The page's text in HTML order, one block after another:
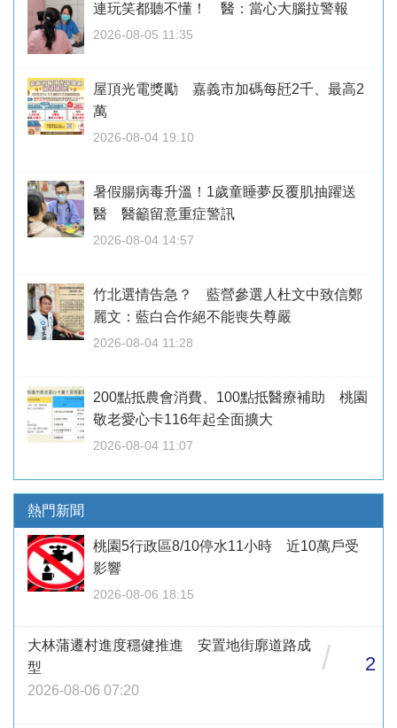
連玩笑都聽不懂！ 醫：當心大腦拉警報
2026-08-05 11:35
屋頂光電獎勵 嘉義市加碼每瓩2千、最高2
萬
2026-08-04 19:10
暑假腸病毒升溫！1歲童睡夢反覆肌抽躍送
醫 醫籲留意重症警訊
2026-08-04 14:57
竹北選情告急？ 藍營參選人杜文中致信鄭
麗文：藍白合作絕不能喪失尊嚴
2026-08-04 11:28
200點抵農會消費、100點抵醫療補助 桃園
敬老愛心卡116年起全面擴大
2026-08-04 11:07
熱門新聞
桃園5行政區8/10停水11小時 近10萬戶受
影響
2026-08-06 18:15
大林蒲遷村進度穩健推進 安置地街廓道路成
型
2026-08-06 07:20
/ 2